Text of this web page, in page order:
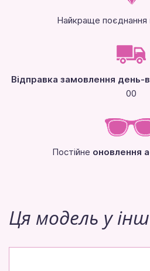
Найкраще поєднання
Відправка замовлення день-
00
Постійне оновлення
Ця модель у